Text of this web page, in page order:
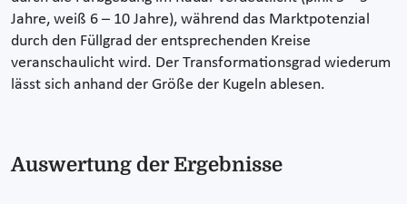
Jahre, weiß 6 – 10 Jahre), während das Marktpotenzial
durch den Füllgrad der entsprechenden Kreise
veranschaulicht wird. Der Transformationsgrad wiederum
lässt sich anhand der Größe der Kugeln ablesen.
Auswertung der Ergebnisse